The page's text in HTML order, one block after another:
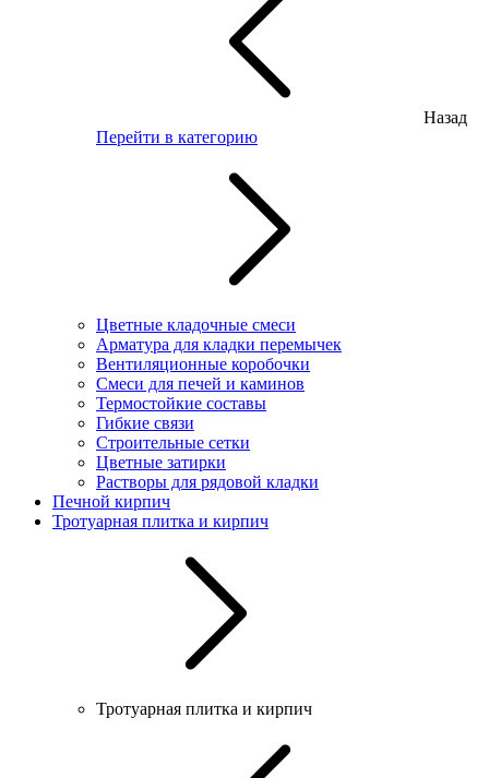
Назад
Перейти в категорию
Цветные кладочные смеси
Арматура для кладки перемычек
Вентиляционные коробочки
Смеси для печей и каминов
Термостойкие составы
Гибкие связи
Строительные сетки
Цветные затирки
Растворы для рядовой кладки
Печной кирпич
Тротуарная плитка и кирпич
Тротуарная плитка и кирпич